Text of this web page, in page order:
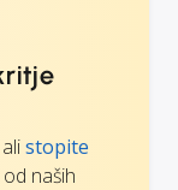
stopite
naših